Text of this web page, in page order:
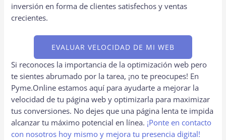
inversión en forma de clientes satisfechos y ventas
crecientes.
EVALUAR VELOCIDAD DE MI WEB
Si reconoces la importancia de la optimización web pero
te sientes abrumado por la tarea, ¡no te preocupes! En
Pyme.Online estamos aquí para ayudarte a mejorar la
velocidad de tu página web y optimizarla para maximizar
tus conversiones. No dejes que una página lenta te impida
alcanzar tu máximo potencial en línea. ¡Ponte en contacto
con nosotros hoy mismo y mejora tu presencia digital!